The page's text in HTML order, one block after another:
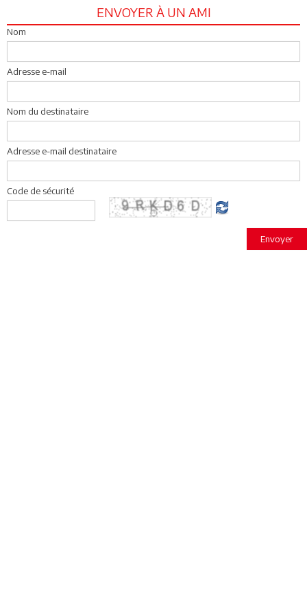
ENVOYER À UN AMI
Nom
Adresse e-mail
Nom du destinataire
Adresse e-mail destinataire
Code de sécurité
Envoyer